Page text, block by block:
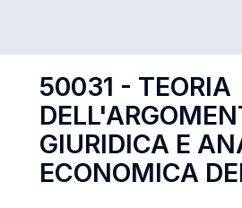
50031 - TEORIA
GIURIDICA E
ECONOMICA